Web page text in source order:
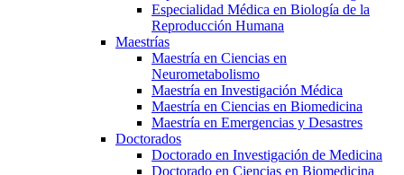
Especialidad Médica en Biología de la
Reproducción Humana
Maestrías
Maestría en Ciencias en
Neurometabolismo
Maestría en Investigación Médica
Maestría en Ciencias en Biomedicina
Maestría en Emergencias y Desastres
Doctorados
Doctorado en Investigación de Medicina
Doctorado en Ciencias en Biomedicina